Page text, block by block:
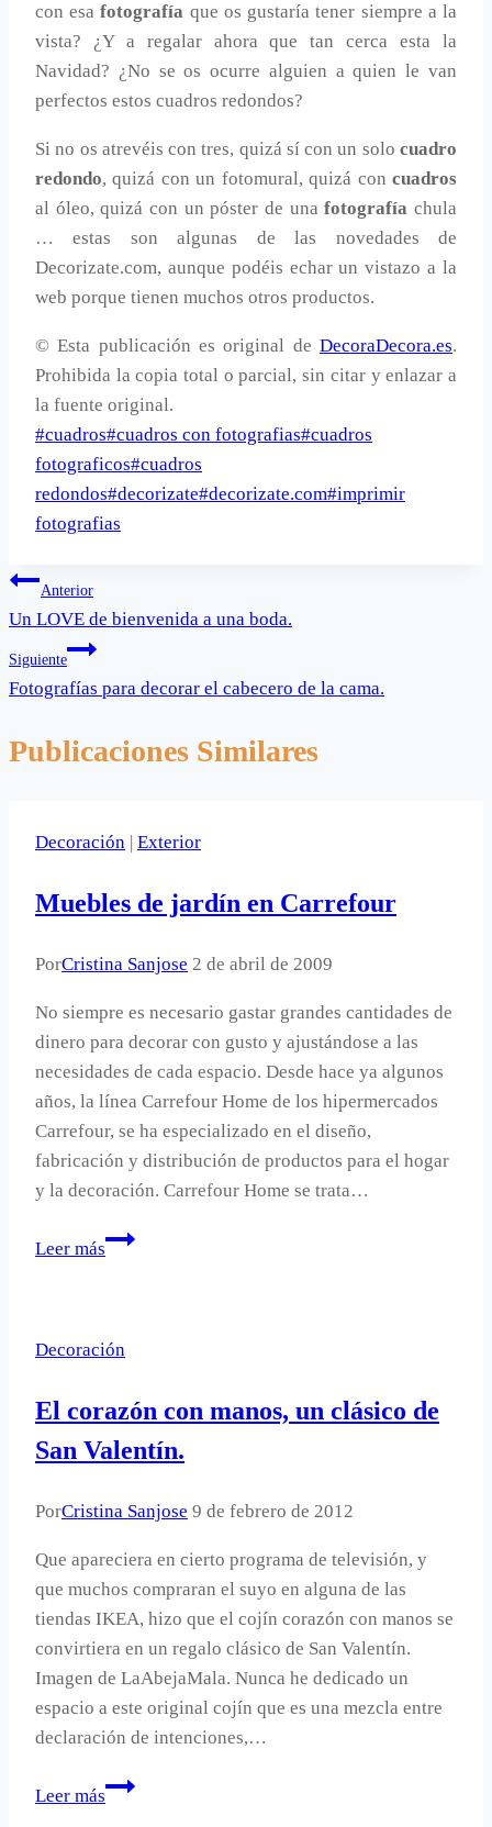
con esafotografía que os gustaría tener siempre a la
vista? ¿Y a regalar ahora que tan cerca esta la
Navidad? ¿No se os ocurre alguien a quien le van
perfectos estos cuadros redondos?
Si no os atrevéis con tres, quizá sí con un solo cuadro
redondo, quizá con un fotomural, quizá con cuadros
al óleo, quizá con un póster de unafotografíachula
… estas son algunas de las novedades de
Decorizate.com, aunque podéis echar un vistazo a la
web porque tienen muchos otros productos.
© Esta publicación es original de DecoraDecora.es.
Prohibida la copia total o parcial, sin citar y enlazar a
la fuente original.
Etiquetas
de
la
entrada:
#cuadros#cuadros con fotografias#cuadros
fotograficos#cuadros
redondos#decorizate#decorizate.com#imprimir
fotografias
Navegación
de
entradas
Anterior
Un LOVE de bienvenida a una boda.
Siguiente
Fotografías para decorar el cabecero de la cama.
Publicaciones Similares
Decoración | Exterior
Muebles de jardín en Carrefour
PorCristina Sanjose 2 de abril de 2009
No siempre es necesario gastar grandes cantidades de
dinero para decorar con gusto y ajustándose a las
necesidades de cada espacio. Desde hace ya algunos
años, la línea Carrefour Home de los hipermercados
Carrefour, se ha especializado en el diseño,
fabricación y distribución de productos para el hogar
y la decoración. Carrefour Home se trata…
Leer más
Muebles
Carrefour
Decoración
El corazón con manos, un clásico de
San Valentín.
PorCristina Sanjose 9 de febrero de 2012
Que apareciera en cierto programa de televisión, y
que muchos compraran el suyo en alguna de las
tiendas IKEA, hizo que el cojín corazón con manos se
convirtiera en un regalo clásico de San Valentín.
Imagen de LaAbejaMala. Nunca he dedicado un
espacio a este original cojín que es una mezcla entre
declaración de intenciones,…
Leer más
El